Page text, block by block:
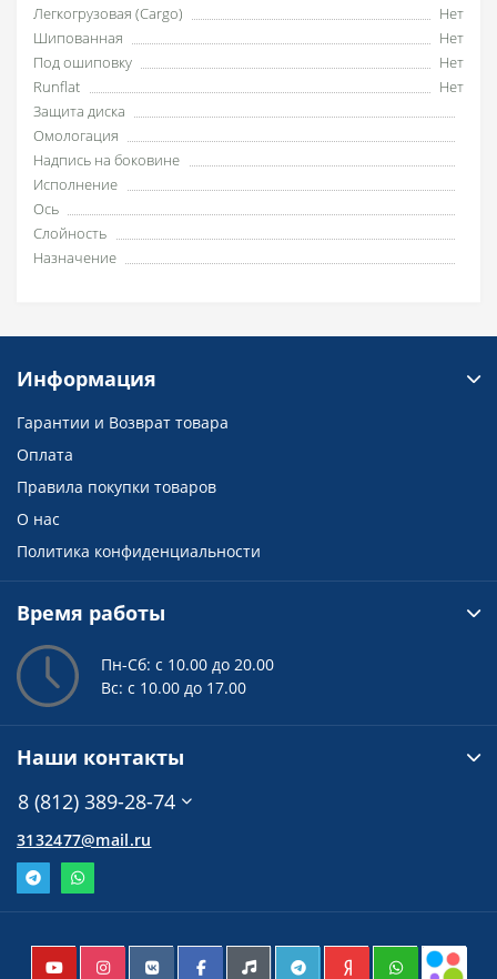
Легкогрузовая (Cargo)
Нет
Шипованная
Нет
Под ошиповку
Нет
Runflat
Нет
Защита диска
Омологация
Надпись на боковине
Исполнение
Ось
Слойность
Назначение
Информация
Гарантии и Возврат товара
Оплата
Правила покупки товаров
О нас
Политика конфиденциальности
Время работы
Пн-Сб: с 10.00 до 20.00
Вс: с 10.00 до 17.00
Наши контакты
8 (812) 389-28-74
3132477@mail.ru